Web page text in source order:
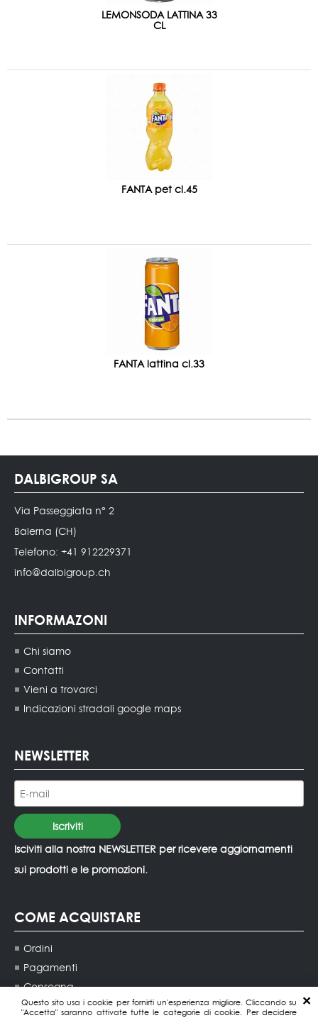
Questo sito usa i cookie per fornirti un'esperienza migliore. Cliccando su
"Accetta" saranno attivate tutte le categorie di cookie. Per decidere
LEMONSODA LATTINA 33
CL
FANTA pet cl.45
FANTA lattina cl.33
DALBIGROUP SA
Via Passeggiata n° 2
Balerna (CH)
Telefono: +41 912229371
info@dalbigroup.ch
INFORMAZONI
Chi siamo
Contatti
Vieni a trovarci
Indicazioni stradali google maps
NEWSLETTER
Isciviti alla nostra NEWSLETTER per ricevere aggiornamenti
sui prodotti e le promozioni.
COME ACQUISTARE
Ordini
Pagamenti
Consegna
Contatti agenti di vendita